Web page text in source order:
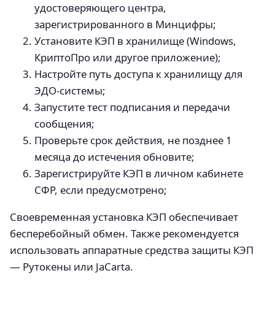
удостоверяющего центра,
зарегистрированного в Минцифры;
Установите КЭП в хранилище (Windows,
КриптоПро или другое приложение);
Настройте путь доступа к хранилищу для
ЭДО-системы;
Запустите тест подписания и передачи
сообщения;
Проверьте срок действия, не позднее 1
месяца до истечения обновите;
Зарегистрируйте КЭП в личном кабинете
СФР, если предусмотрено;
Своевременная установка КЭП обеспечивает
бесперебойный обмен. Также рекомендуется
использовать аппаратные средства защиты КЭП
— Рутокены или JaCarta.